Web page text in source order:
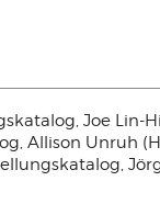
Joe Lin-
Allison Unruh